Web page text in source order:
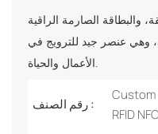
والبطاقة الصارمة الراقية
وهي عنصر جيد للترويج في
الأعمال والحياة.
رقم الصنف :
Custom
RFID